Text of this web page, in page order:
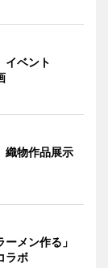
イベント
物作品展示
メン作る」
ラボ